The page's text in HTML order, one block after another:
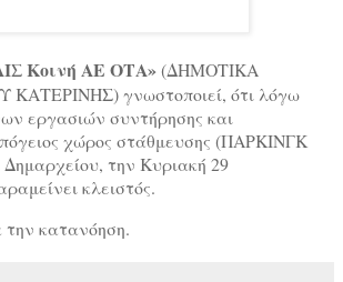
Κοινή ΑΕ ΟΤΑ»(ΔΗΜΟΤΙΚΑ
γνωστοποιεί, ότι λόγω
εργασιών συντήρησης και
χώρος στάθμευσης (ΠΑΡΚΙΝΓΚ
την Κυριακή 29
κλειστός.
την κατανόηση.